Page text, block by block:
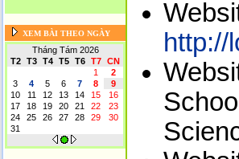
XEM BÀI THEO NGÀY
Tháng Tám 2026
T2
T3 T4 T5 T6 T7
CN
1
2
3
4 5 6 7 8
9
10
11 12 13 14 15
16
17
18 19 20 21 22
23
24
25 26 27 28 29
30
31
http://